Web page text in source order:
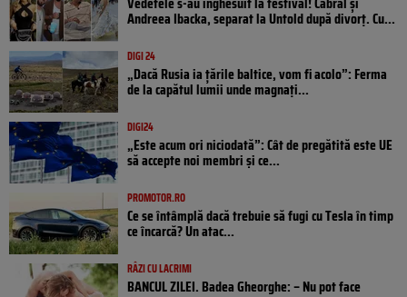
Andreea Ibacka, separat la Untold după divorț. Cu...
DIGI 24
„Dacă Rusia ia țările baltice, vom fi acolo”: Ferma
de la capătul lumii unde magnați...
DIGI24
„Este acum ori niciodată”: Cât de pregătită este UE
să accepte noi membri și ce...
PROMOTOR.RO
Ce se întâmplă dacă trebuie să fugi cu Tesla în timp
ce încarcă? Un atac...
RÂZI CU LACRIMI
BANCUL ZILEI. Badea Gheorghe: – Nu pot face